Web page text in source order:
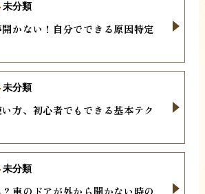
かない！自分でできる原因特定
未分類
方、初心者でもできる基本テク
未分類
車のドアが外から開かない時の
未分類